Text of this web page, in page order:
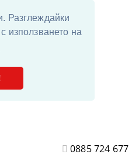
Разглеждайки
използването на
0885 724 677